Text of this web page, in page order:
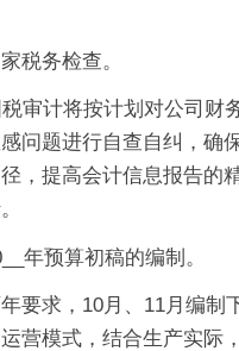
税务检查。
审计将按计划对公司财
问题进行自查自纠，确
，提高会计信息报告的
年预算初稿的编制。
要求，10月、11月编制
营模式，结合生产实际